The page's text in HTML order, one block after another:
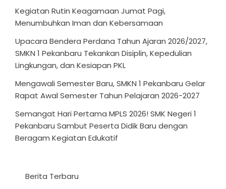
Kegiatan Rutin Keagamaan Jumat Pagi,
Menumbuhkan Iman dan Kebersamaan
Upacara Bendera Perdana Tahun Ajaran 2026/2027,
SMKN 1 Pekanbaru Tekankan Disiplin, Kepedulian
Lingkungan, dan Kesiapan PKL
Mengawali Semester Baru, SMKN 1 Pekanbaru Gelar
Rapat Awal Semester Tahun Pelajaran 2026-2027
Semangat Hari Pertama MPLS 2026! SMK Negeri 1
Pekanbaru Sambut Peserta Didik Baru dengan
Beragam Kegiatan Edukatif
Berita Terbaru